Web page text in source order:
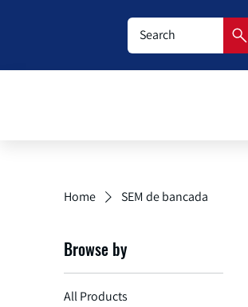
Home SEM de bancada
Browse by
All Products